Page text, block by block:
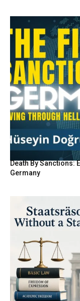
Death By Sanctions:
Germany